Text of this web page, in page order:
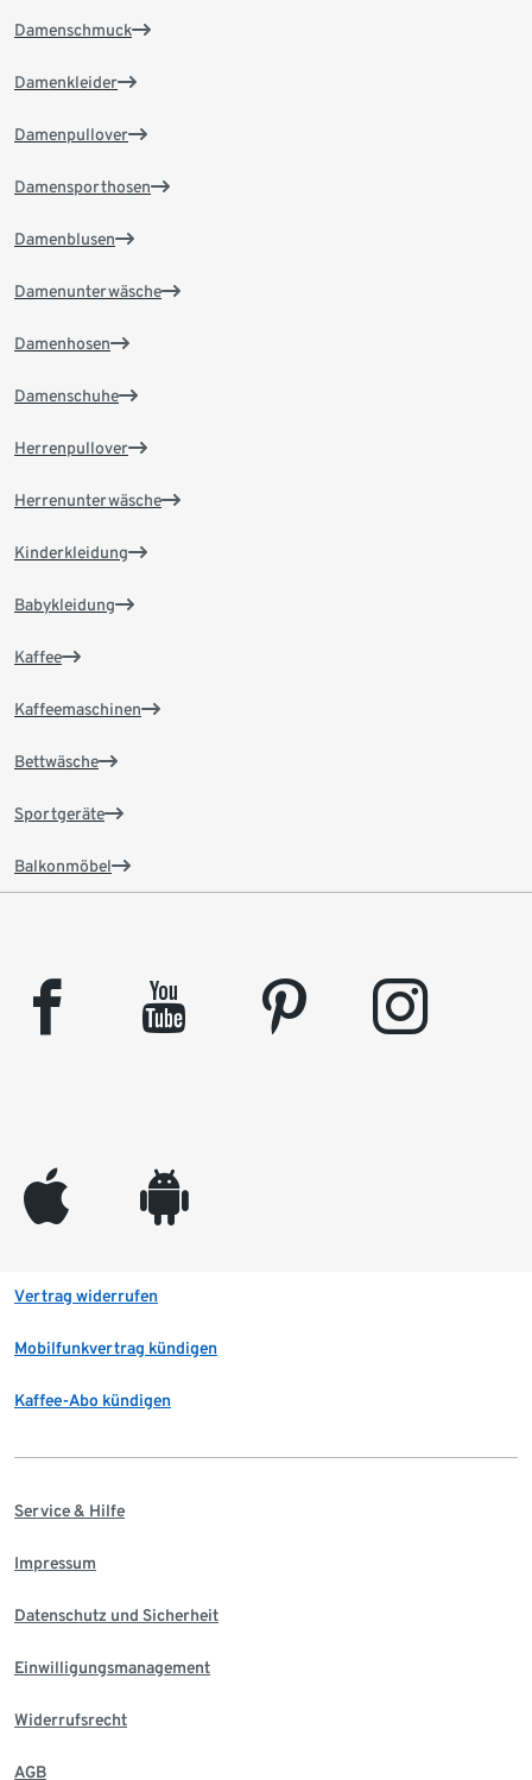
Damenschmuck
Damenkleider
Damenpullover
Damensporthosen
Damenblusen
Damenunterwäsche
Damenhosen
Damenschuhe
Herrenpullover
Herrenunterwäsche
Kinderkleidung
Babykleidung
Kaffee
Kaffeemaschinen
Bettwäsche
Sportgeräte
Balkonmöbel
facebook youtube pinterest instagram
appleinc android
Vertrag widerrufen
Mobilfunkvertrag kündigen
Kaffee-Abo kündigen
Service & Hilfe
Impressum
Datenschutz und Sicherheit
Einwilligungsmanagement
Widerrufsrecht
AGB